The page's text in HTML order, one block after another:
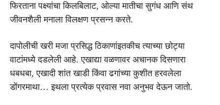
फिरताना पक्ष्यांचा किलबिलाट, ओल्या मातीचा सुगंध आणि संथ
जीवनशैली मनाला विलक्षण प्रसन्न करते.
दापोलीची खरी मजा प्रसिद्ध ठिकाणांइतकीच त्याच्या छोट्या
वाटांमध्ये दडलेली आहे. एखाद्या वळणावर अचानक दिसणारा
धबधबा, एखादी शांत खाडी किंवा ढगांच्या कुशीत हरवलेला
डोंगरमाथा… इथला प्रत्येक प्रवास नवा अनुभव देऊन जातो.